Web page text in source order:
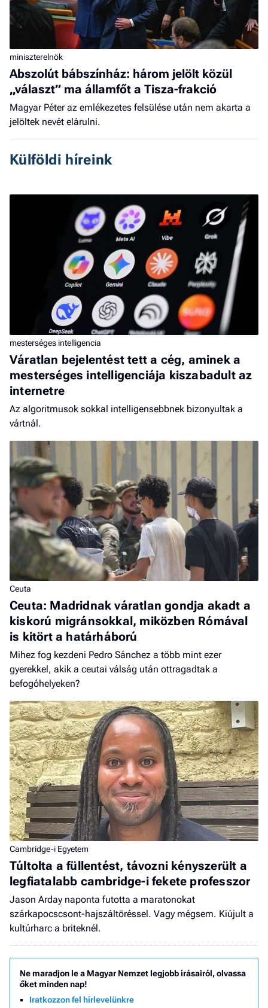
miniszterelnök
Abszolút bábszínház: három jelölt közül
„választ” ma államfőt a Tisza-frakció
Magyar Péter az emlékezetes felsülése után nem akarta a
jelöltek nevét elárulni.
Külföldi híreink
mesterséges intelligencia
Váratlan bejelentést tett a cég, aminek a
mesterséges intelligenciája kiszabadult az
internetre
Az algoritmusok sokkal intelligensebbnek bizonyultak a
vártnál.
Ceuta
Ceuta: Madridnak váratlan gondja akadt a
kiskorú migránsokkal, miközben Rómával
is kitört a határháború
Mihez fog kezdeni Pedro Sánchez a több mint ezer
gyerekkel, akik a ceutai válság után ottragadtak a
befogóhelyeken?
Cambridge-i Egyetem
Túltolta a füllentést, távozni kényszerült a
legfiatalabb cambridge-i fekete professzor
Jason Arday naponta futotta a maratonokat
szárkapocscsont-hajszáltöréssel. Vagy mégsem. Kiújult a
kultúrharc a briteknél.
Ne maradjon le a Magyar Nemzet legjobb írásairól, olvassa
őket minden nap!
Iratkozzon fel hírlevelünkre